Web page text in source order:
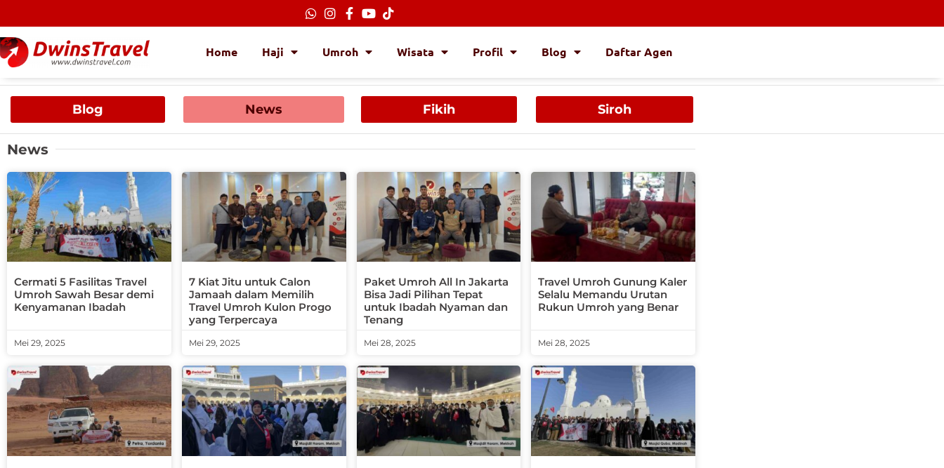
ke
konten
Home Haji Umroh Wisata Profil Blog Daftar Agen
Blog News Fikih Siroh
News
Cermati 5 Fasilitas Travel
Umroh Sawah Besar demi
Kenyamanan Ibadah
Mei 29, 2025
7 Kiat Jitu untuk Calon
Jamaah dalam Memilih
Travel Umroh Kulon Progo
yang Terpercaya
Mei 29, 2025
Paket Umroh All In Jakarta
Bisa Jadi Pilihan Tepat
untuk Ibadah Nyaman dan
Tenang
Mei 28, 2025
Travel Umroh Gunung Kaler
Selalu Memandu Urutan
Rukun Umroh yang Benar
Mei 28, 2025
PagePage Page Page Page